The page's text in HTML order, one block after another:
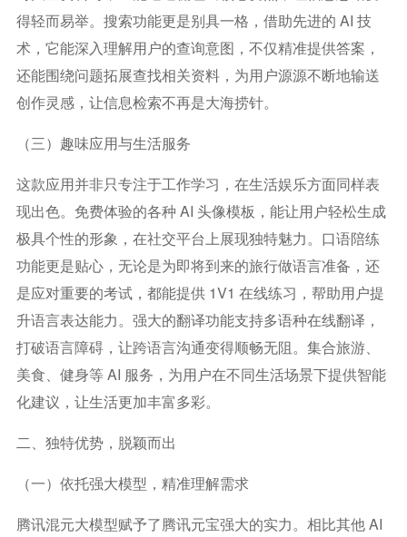
得轻而易举。搜索功能更是别具一格，借助先进的 AI 技
术，它能深入理解用户的查询意图，不仅精准提供答案，
还能围绕问题拓展查找相关资料，为用户源源不断地输送
创作灵感，让信息检索不再是大海捞针。
（三）趣味应用与生活服务
这款应用并非只专注于工作学习，在生活娱乐方面同样表
现出色。免费体验的各种 AI 头像模板，能让用户轻松生成
极具个性的形象，在社交平台上展现独特魅力。口语陪练
功能更是贴心，无论是为即将到来的旅行做语言准备，还
是应对重要的考试，都能提供 1V1 在线练习，帮助用户提
升语言表达能力。强大的翻译功能支持多语种在线翻译，
打破语言障碍，让跨语言沟通变得顺畅无阻。集合旅游、
美食、健身等 AI 服务，为用户在不同生活场景下提供智能
化建议，让生活更加丰富多彩。
二、独特优势，脱颖而出
（一）依托强大模型，精准理解需求
腾讯混元大模型赋予了腾讯元宝强大的实力。相比其他 AI